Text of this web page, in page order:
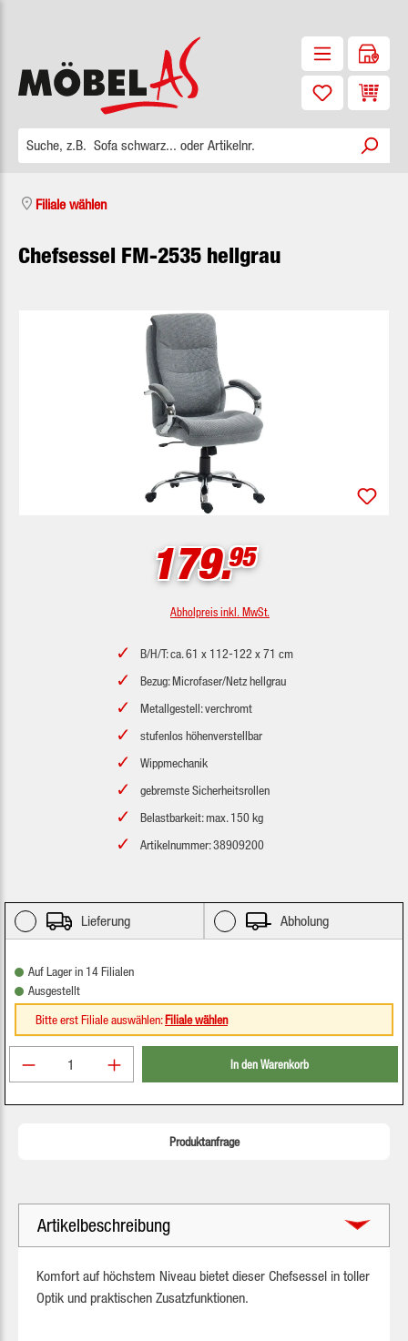
Filiale wählen
Chefsessel FM-2535 hellgrau
Bildergalerie überspringen
179.95
Abholpreis inkl. MwSt.
B/H/T: ca. 61 x 112-122 x 71 cm
Bezug: Microfaser/Netz hellgrau
Metallgestell: verchromt
stufenlos höhenverstellbar
Wippmechanik
gebremste Sicherheitsrollen
Belastbarkeit: max. 150 kg
Artikelnummer: 38909200
Lieferung Abholung
Auf Lager in 14 Filialen
Ausgestellt
Bitte erst Filiale auswählen:Filiale wählen
Produkt Anzahl: Gib den gewünschten Wert ein
In den Warenkorb
Produktanfrage
Artikelbeschreibung
Komfort auf höchstem Niveau bietet dieser Chefsessel in toller
Optik und praktischen Zusatzfunktionen.